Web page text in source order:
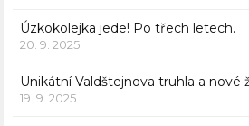
Úzkokolejka jede! Po třech letech.
20. 9. 2025
Unikátní Valdštejnova truhla a nové
19. 9. 2025